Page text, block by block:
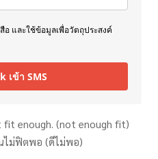
และใช้ข้อมูลเพื่อวัตถุประสงค์
เข้า SMS
fit enough. (not enough fit)
ไม่ฟิตพอ (ดีไม่พอ)